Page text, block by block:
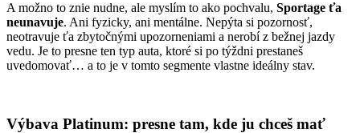
A možno to znie nudne, ale myslím to ako pochvalu, Sportage ťa
neunavuje. Ani fyzicky, ani mentálne. Nepýta si pozornosť,
neotravuje ťa zbytočnými upozorneniami a nerobí z bežnej jazdy
vedu. Je to presne ten typ auta, ktoré si po týždni prestaneš
uvedomovať… a to je v tomto segmente vlastne ideálny stav.
Výbava Platinum: presne tam, kde ju chceš mať